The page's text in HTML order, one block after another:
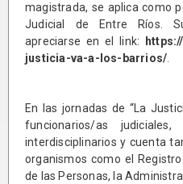
magistrada, se aplica como
Judicial de Entre Ríos.
apreciarse en el link:
justicia-va-a-los-barrios/.
En las jornadas de “La
funcionarios/as
interdisciplinarios y cuenta
organismos como el
de las Personas, la